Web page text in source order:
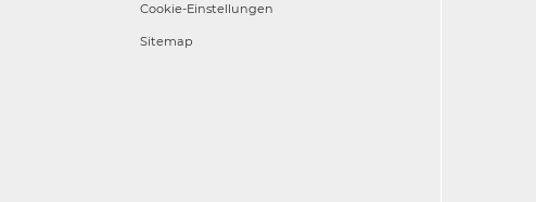
Cookie-Einstellungen
Sitemap